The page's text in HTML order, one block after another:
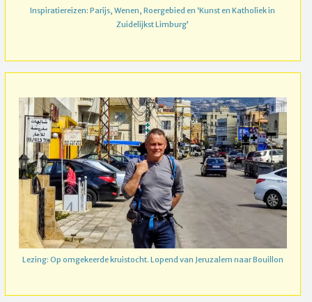
Inspiratiereizen: Parijs, Wenen, Roergebied en ‘Kunst en Katholiek in
Zuidelijkst Limburg’
Lezing: Op omgekeerde kruistocht. Lopend van Jeruzalem naar Bouillon